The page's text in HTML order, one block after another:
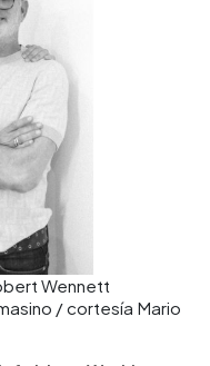
Wennett
/ cortesía Mario